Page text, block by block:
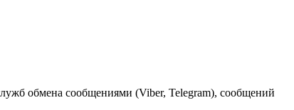
обмена сообщениями (Viber, Telegram), сообщений